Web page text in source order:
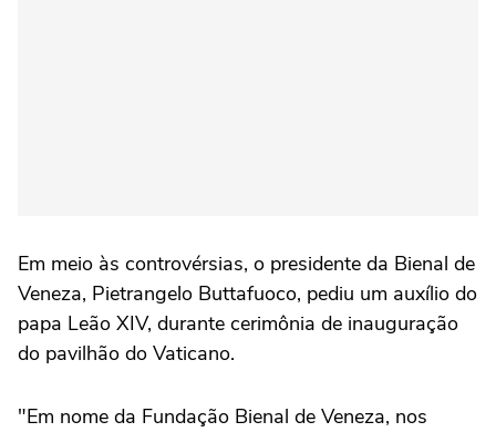
Em meio às controvérsias, o presidente da Bienal de
Veneza, Pietrangelo Buttafuoco, pediu um auxílio do
papa Leão XIV, durante cerimônia de inauguração
do pavilhão do Vaticano.
"Em nome da Fundação Bienal de Veneza, nos